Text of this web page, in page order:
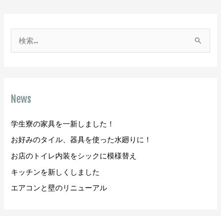
News
学生寮の家具を一新しました！
お好みのタイル、器具を使った水廻りに！
お店のトイレ内装をシックに模様替え
キッチンを新しくしました
エアコンと壁のリニューアル